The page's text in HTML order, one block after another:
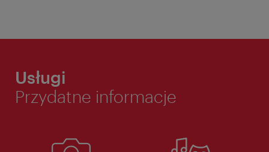
Usługi
Przydatne informacje